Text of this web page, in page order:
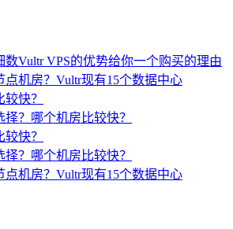
数Vultr VPS的优势给你一个购买的理由
点机房？Vultr现有15个数据中心
快？
？哪个机房比较快？
快？
？哪个机房比较快？
点机房？Vultr现有15个数据中心